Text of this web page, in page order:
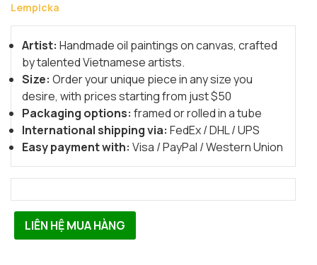
Lempicka
Artist: Handmade oil paintings on canvas, crafted
by talented Vietnamese artists.
Size: Order your unique piece in any size you
desire, with prices starting from just $50
Packaging options: framed or rolled in a tube
International shipping via: FedEx / DHL / UPS
Easy payment with: Visa / PayPal / Western Union
LIÊN HỆ MUA HÀNG